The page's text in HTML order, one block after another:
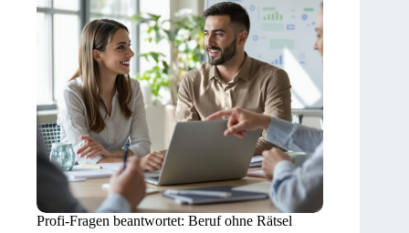
Profi-Fragen beantwortet: Beruf ohne Rätsel